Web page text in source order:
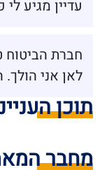
עדיין מגיע לי
חברת הביטוח
לאן אני
תוכן
מחבר